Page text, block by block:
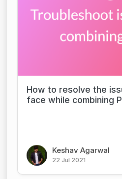
How to resolve the
face while combining
Keshav Agarwal
22 Jul 2021